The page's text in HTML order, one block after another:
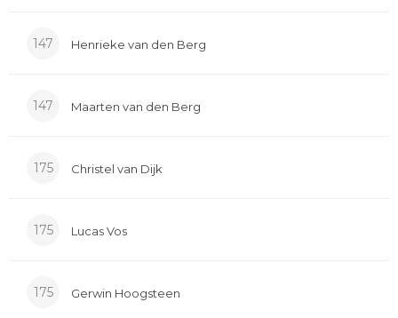
147 Henrieke van den Berg
147 Maarten van den Berg
175 Christel van Dijk
175 Lucas Vos
175 Gerwin Hoogsteen